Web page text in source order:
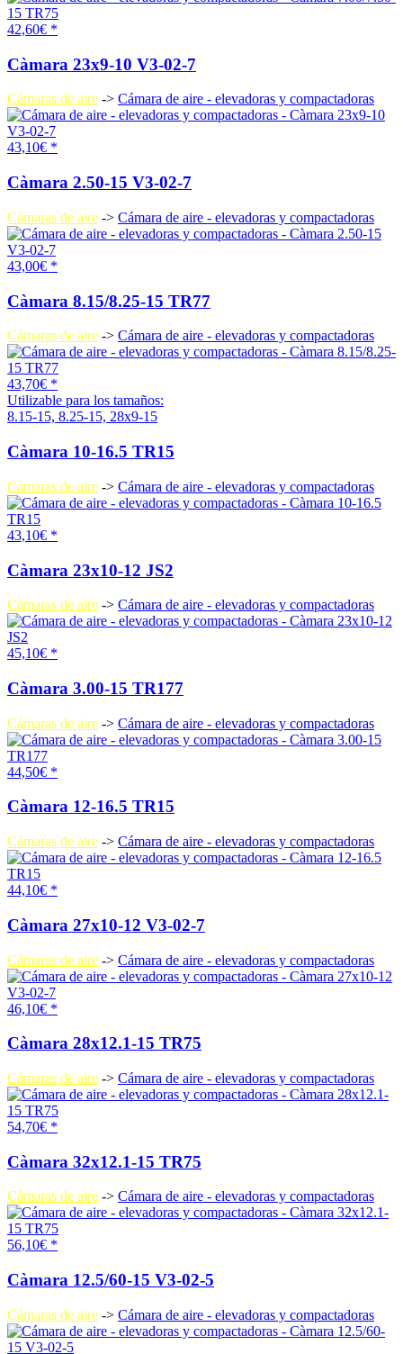
42,60€ *
Càmara 23x9-10 V3-02-7
Cámaras de aire -> Cámara de aire - elevadoras y compactadoras
43,10€ *
Càmara 2.50-15 V3-02-7
Cámaras de aire -> Cámara de aire - elevadoras y compactadoras
43,00€ *
Càmara 8.15/8.25-15 TR77
Cámaras de aire -> Cámara de aire - elevadoras y compactadoras
43,70€ *
Utilizable para los tamaños:
8.15-15, 8.25-15, 28x9-15
Càmara 10-16.5 TR15
Cámaras de aire -> Cámara de aire - elevadoras y compactadoras
43,10€ *
Càmara 23x10-12 JS2
Cámaras de aire -> Cámara de aire - elevadoras y compactadoras
45,10€ *
Càmara 3.00-15 TR177
Cámaras de aire -> Cámara de aire - elevadoras y compactadoras
44,50€ *
Càmara 12-16.5 TR15
Cámaras de aire -> Cámara de aire - elevadoras y compactadoras
44,10€ *
Càmara 27x10-12 V3-02-7
Cámaras de aire -> Cámara de aire - elevadoras y compactadoras
46,10€ *
Càmara 28x12.1-15 TR75
Cámaras de aire -> Cámara de aire - elevadoras y compactadoras
54,70€ *
Càmara 32x12.1-15 TR75
Cámaras de aire -> Cámara de aire - elevadoras y compactadoras
56,10€ *
Càmara 12.5/60-15 V3-02-5
Cámaras de aire -> Cámara de aire - elevadoras y compactadoras